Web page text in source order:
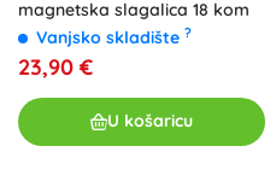
magnetska slagalica 18 kom
Vanjsko skladište ?
23,90 €
U košaricu